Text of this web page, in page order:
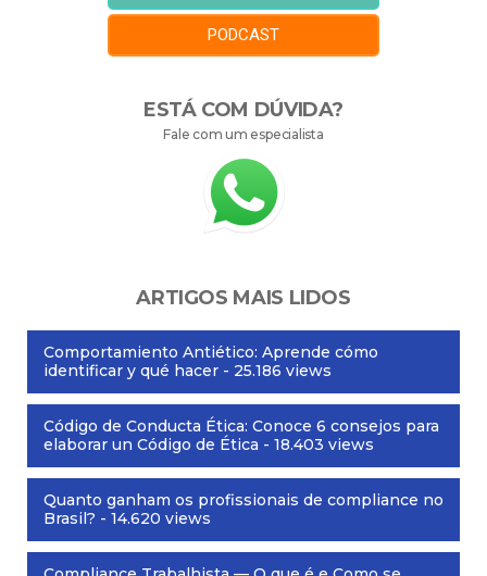
PODCAST
ESTÁ COM DÚVIDA?
Fale com um especialista
ARTIGOS MAIS LIDOS
Comportamiento Antiético: Aprende cómo
identificar y qué hacer - 25.186 views
Código de Conducta Ética: Conoce 6 consejos para
elaborar un Código de Ética - 18.403 views
Quanto ganham os profissionais de compliance no
Brasil? - 14.620 views